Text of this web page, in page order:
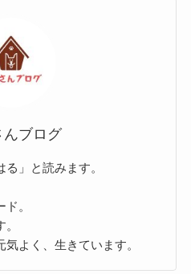
んブログ
る」と読みます。
。
よく、生きています。